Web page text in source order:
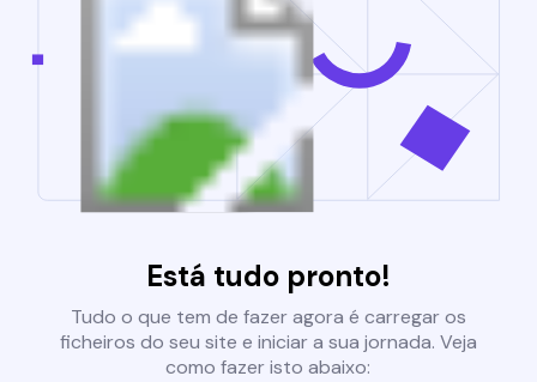
Está tudo pronto!
Tudo o que tem de fazer agora é carregar os
ficheiros do seu site e iniciar a sua jornada. Veja
como fazer isto abaixo: